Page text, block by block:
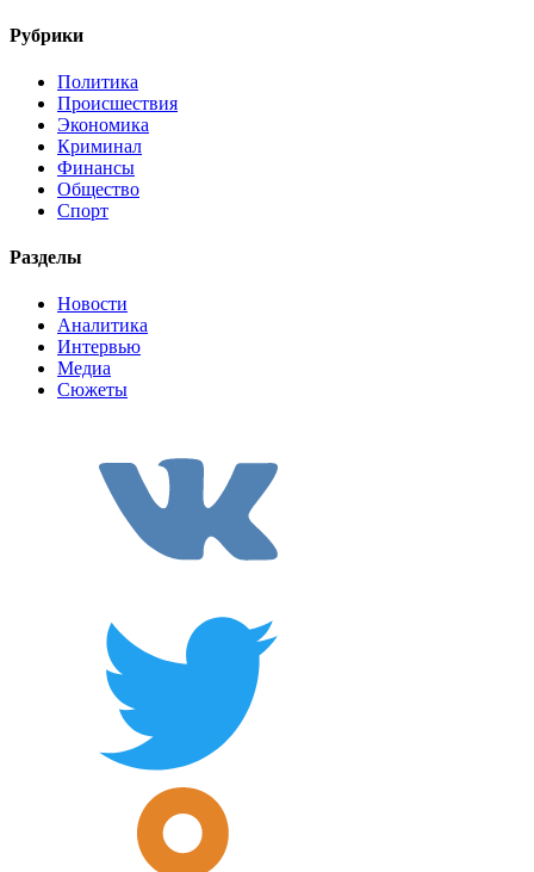
Рубрики
Политика
Происшествия
Экономика
Криминал
Финансы
Общество
Спорт
Разделы
Новости
Аналитика
Интервью
Медиа
Сюжеты